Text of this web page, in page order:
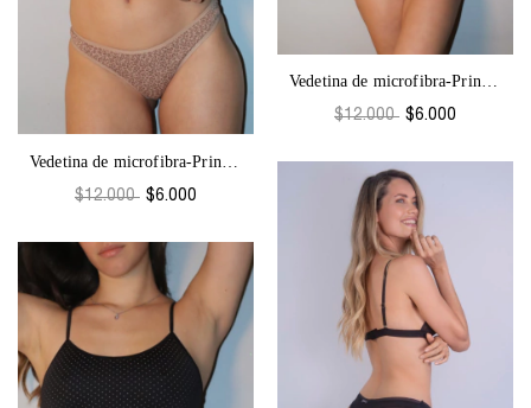
$12.000 $6.000
$12.000 $6.000